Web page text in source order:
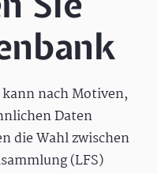
nach Motiven,
Daten
die Wahl zwischen
(LFS)